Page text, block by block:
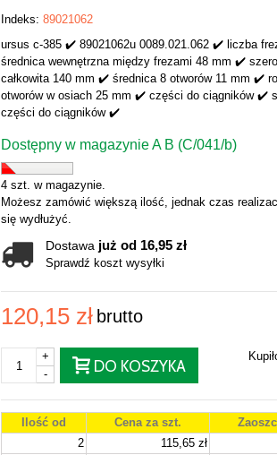
Indeks: 89021062
ursus c-385 ✔️ 89021062u 0089.021.062 ✔️ liczba
średnica wewnętrzna między frezami 48 mm ✔️
całkowita 140 mm ✔️ średnica 8 otworów 11 mm ✔️
otworów w osiach 25 mm ✔️ części do ciągników ✔️
części do ciągników ✔️
Dostępny w magazynie A B (C/041/b)
4 szt. w magazynie.
Możesz zamówić większą ilość, jednak czas
się wydłużyć.
Dostawa już od 16,95 zł
Sprawdź koszt wysyłki
120,15 zł brutto
-
+
DO KOSZYKA
Ilość od Cena za szt.
2
115,65 zł